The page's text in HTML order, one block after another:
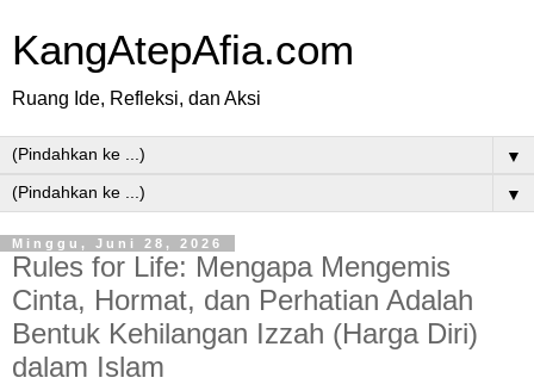
KangAtepAfia.com
Ruang Ide, Refleksi, dan Aksi
▼
▼
Minggu, Juni 28, 2026
Rules for Life: Mengapa Mengemis
Cinta, Hormat, dan Perhatian Adalah
Bentuk Kehilangan Izzah (Harga Diri)
dalam Islam